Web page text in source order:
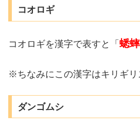
コオロギ
コオロギを漢字で表すと「 蟋蟀
※ちなみにこの漢字はキリギリ
ダンゴムシ